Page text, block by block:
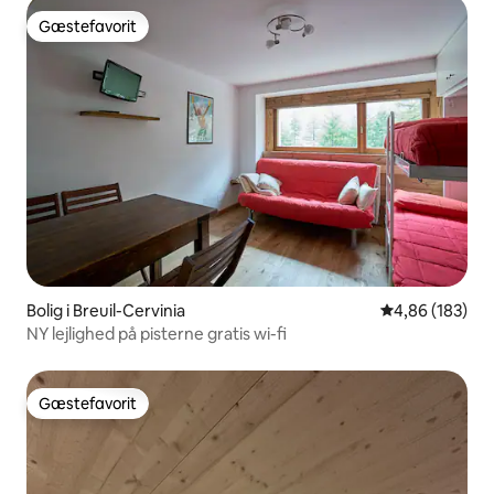
Gæstefavorit
Gæstefavorit
Bolig i Breuil-Cervinia 4,86 ud af 5 i
4,86 (183)
NY lejlighed på pisterne gratis wi-fi
Gæstefavorit
Gæstefavorit